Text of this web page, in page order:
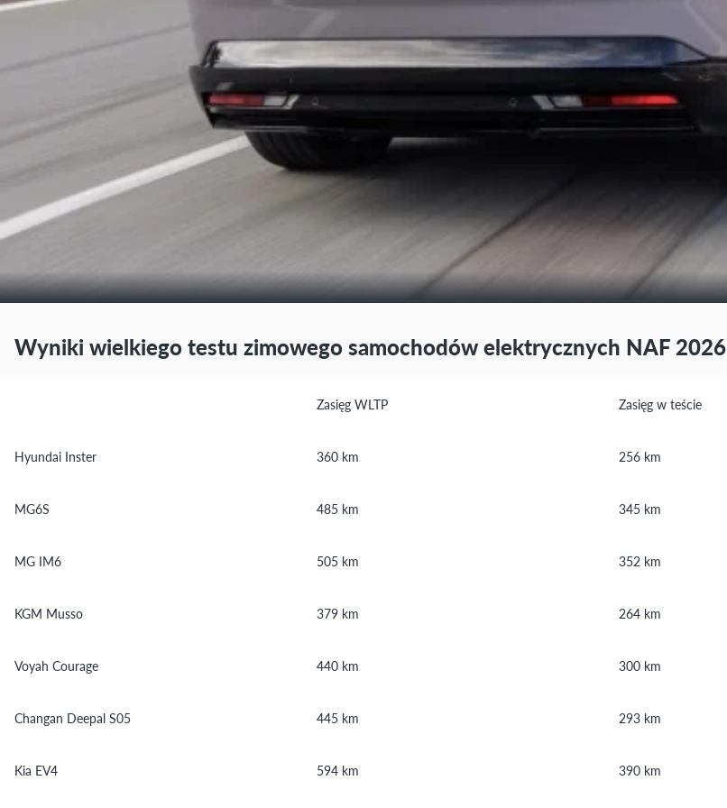
Wyniki wielkiego testu zimowego samochodów elektrycznych NAF 2026
Zasięg WLTP Zasięg w teście
Hyundai Inster 360 km 256 km
MG6S 485 km 345 km
MG IM6 505 km 352 km
KGM Musso 379 km 264 km
Voyah Courage 440 km 300 km
Changan Deepal S05 445 km 293 km
Kia EV4 594 km 390 km